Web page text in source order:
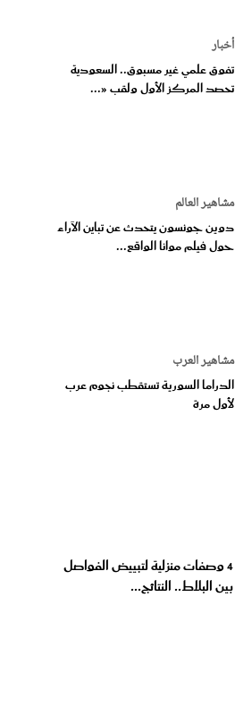
أخبار
تفوق علمي غير مسبوق.. السعودية
تحصد المركز الأول ولقب «...
مشاهير العالم
دوين جونسون يتحدث عن تباين الآراء
حول فيلم موانا الواقع...
مشاهير العرب
الدراما السورية تستقطب نجوم عرب
لأول مرة
4 وصفات منزلية لتبييض الفواصل
بين البلاط.. النتائج...